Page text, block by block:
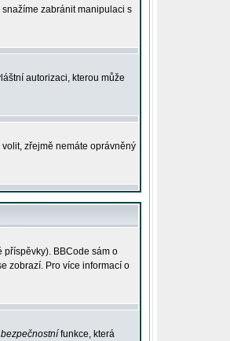
zabránit manipulaci s
autorizaci, kterou může
zřejmě nemáte oprávněný
příspěvky). BBCode sám o
zobrazí. Pro více informací o
bezpečnostní funkce, která